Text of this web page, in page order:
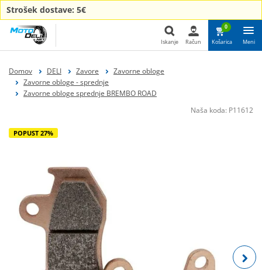
Strošek dostave: 5€
Iskanje Račun
0
Košarica Meni
Domov DELI Zavore
Zavorne obloge
Zavorne obloge - sprednje
Zavorne obloge sprednje BREMBO ROAD
Naša koda: P11612
POPUST 27%